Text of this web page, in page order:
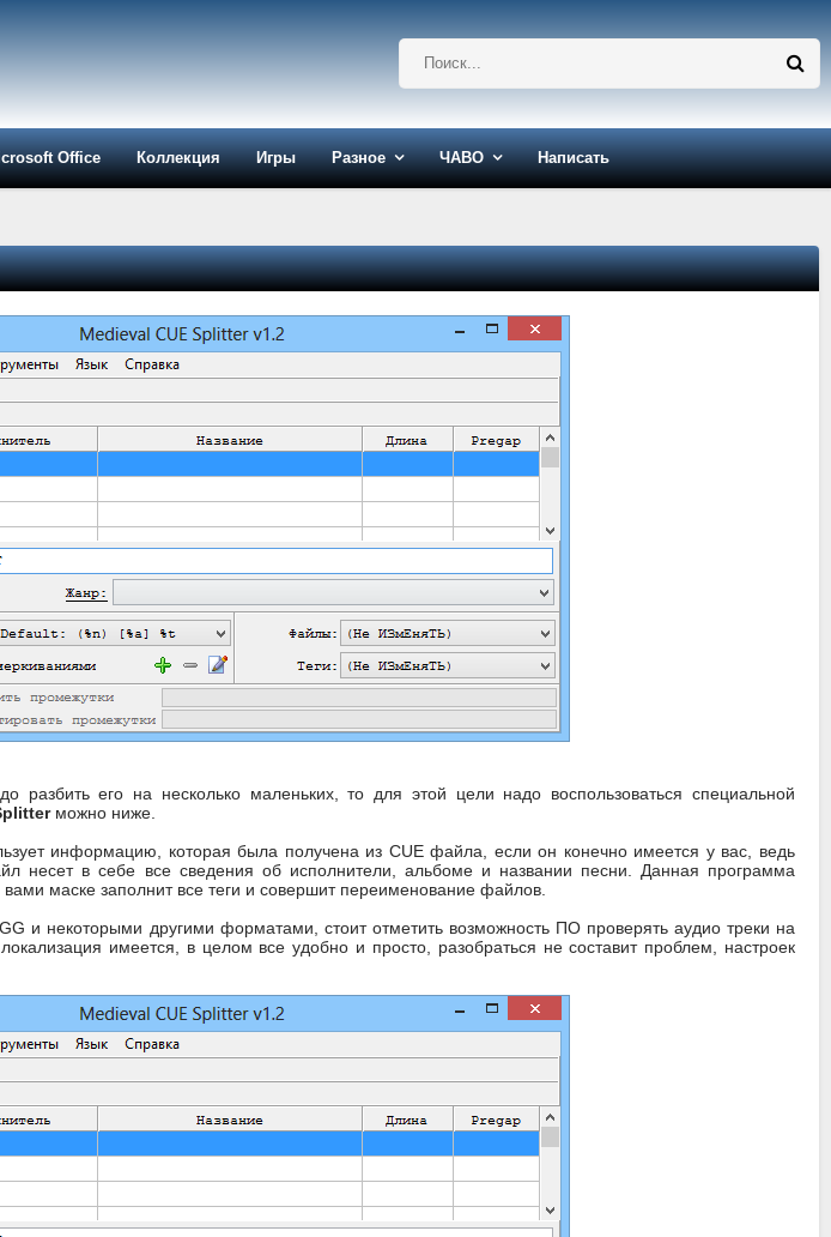
Office Коллекция Игры Разное ЧАВО Написать
его на несколько маленьких, то для этой цели надо воспользоваться специальной
можно ниже.
информацию, которая была получена из CUE файла, если он конечно имеется у вас, ведь
несет в себе все сведения об исполнители, альбоме и названии песни. Данная программа
маске заполнит все теги и совершит переименование файлов.
и некоторыми другими форматами, стоит отметить возможность ПО проверять аудио треки на
имеется, в целом все удобно и просто, разобраться не составит проблем, настроек